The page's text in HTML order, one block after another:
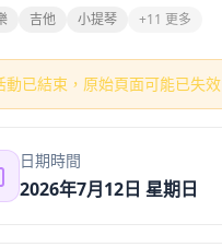
吉他 小提琴 +11 更多
動已結束，原始頁面可能已失效
日期時間
2026年7月12日 星期日